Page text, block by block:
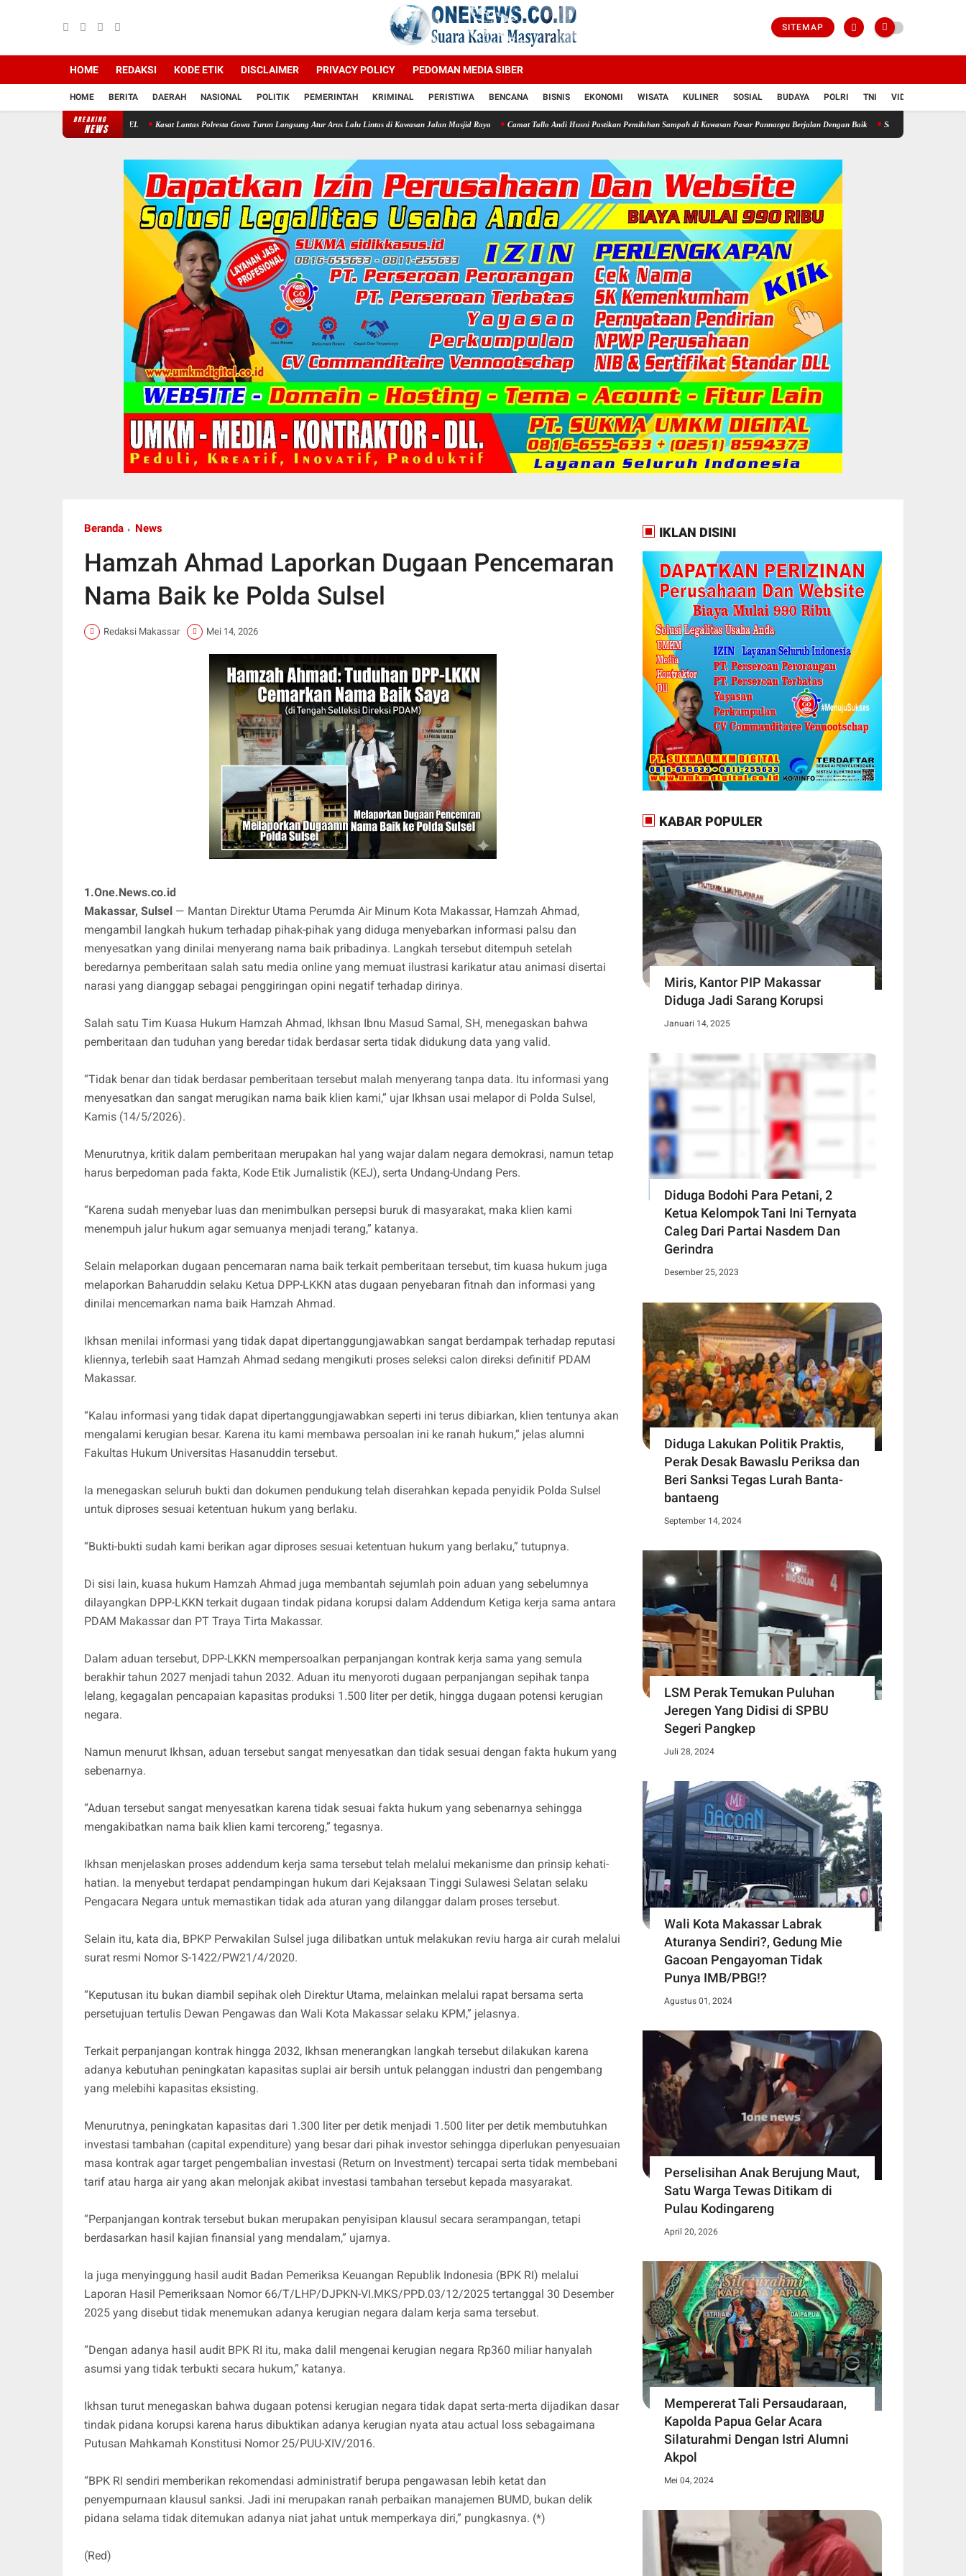
SITEMAP
HOME REDAKSI KODE ETIK DISCLAIMER PRIVACY POLICY PEDOMAN MEDIA SIBER
HOME BERITA DAERAH NASIONAL POLITIK PEMERINTAH KRIMINAL PERISTIWA BENCANA BISNIS EKONOMI WISATA KULINER SOSIAL BUDAYA POLRI TNI VIDIO
BREAKING
NEWS
Proyek PSEL Kasat Lantas Polresta Gowa Turun Langsung Atur Arus Lalu Lintas di Kawasan Jalan Masjid Raya Camat Tallo Andi Husni Pastikan Pemilahan Sampah di Kawasan Pasar Pannanpu Berjalan Dengan Baik Satlantas Polresta Gowa Mengajak
Beranda News
Hamzah Ahmad Laporkan Dugaan Pencemaran
Nama Baik ke Polda Sulsel
Redaksi Makassar Mei 14, 2026
1.One.News.co.id
Makassar, Sulsel — Mantan Direktur Utama Perumda Air Minum Kota Makassar, Hamzah Ahmad,
mengambil langkah hukum terhadap pihak-pihak yang diduga menyebarkan informasi palsu dan
menyesatkan yang dinilai menyerang nama baik pribadinya. Langkah tersebut ditempuh setelah
beredarnya pemberitaan salah satu media online yang memuat ilustrasi karikatur atau animasi disertai
narasi yang dianggap sebagai penggiringan opini negatif terhadap dirinya.
Salah satu Tim Kuasa Hukum Hamzah Ahmad, Ikhsan Ibnu Masud Samal, SH, menegaskan bahwa
pemberitaan dan tuduhan yang beredar tidak berdasar serta tidak didukung data yang valid.
“Tidak benar dan tidak berdasar pemberitaan tersebut malah menyerang tanpa data. Itu informasi yang
menyesatkan dan sangat merugikan nama baik klien kami,” ujar Ikhsan usai melapor di Polda Sulsel,
Kamis (14/5/2026).
Menurutnya, kritik dalam pemberitaan merupakan hal yang wajar dalam negara demokrasi, namun tetap
harus berpedoman pada fakta, Kode Etik Jurnalistik (KEJ), serta Undang-Undang Pers.
“Karena sudah menyebar luas dan menimbulkan persepsi buruk di masyarakat, maka klien kami
menempuh jalur hukum agar semuanya menjadi terang,” katanya.
Selain melaporkan dugaan pencemaran nama baik terkait pemberitaan tersebut, tim kuasa hukum juga
melaporkan Baharuddin selaku Ketua DPP-LKKN atas dugaan penyebaran fitnah dan informasi yang
dinilai mencemarkan nama baik Hamzah Ahmad.
Ikhsan menilai informasi yang tidak dapat dipertanggungjawabkan sangat berdampak terhadap reputasi
kliennya, terlebih saat Hamzah Ahmad sedang mengikuti proses seleksi calon direksi definitif PDAM
Makassar.
“Kalau informasi yang tidak dapat dipertanggungjawabkan seperti ini terus dibiarkan, klien tentunya akan
mengalami kerugian besar. Karena itu kami membawa persoalan ini ke ranah hukum,” jelas alumni
Fakultas Hukum Universitas Hasanuddin tersebut.
Ia menegaskan seluruh bukti dan dokumen pendukung telah diserahkan kepada penyidik Polda Sulsel
untuk diproses sesuai ketentuan hukum yang berlaku.
“Bukti-bukti sudah kami berikan agar diproses sesuai ketentuan hukum yang berlaku,” tutupnya.
Di sisi lain, kuasa hukum Hamzah Ahmad juga membantah sejumlah poin aduan yang sebelumnya
dilayangkan DPP-LKKN terkait dugaan tindak pidana korupsi dalam Addendum Ketiga kerja sama antara
PDAM Makassar dan PT Traya Tirta Makassar.
Dalam aduan tersebut, DPP-LKKN mempersoalkan perpanjangan kontrak kerja sama yang semula
berakhir tahun 2027 menjadi tahun 2032. Aduan itu menyoroti dugaan perpanjangan sepihak tanpa
lelang, kegagalan pencapaian kapasitas produksi 1.500 liter per detik, hingga dugaan potensi kerugian
negara.
Namun menurut Ikhsan, aduan tersebut sangat menyesatkan dan tidak sesuai dengan fakta hukum yang
sebenarnya.
“Aduan tersebut sangat menyesatkan karena tidak sesuai fakta hukum yang sebenarnya sehingga
mengakibatkan nama baik klien kami tercoreng,” tegasnya.
Ikhsan menjelaskan proses addendum kerja sama tersebut telah melalui mekanisme dan prinsip kehati-
hatian. Ia menyebut terdapat pendampingan hukum dari Kejaksaan Tinggi Sulawesi Selatan selaku
Pengacara Negara untuk memastikan tidak ada aturan yang dilanggar dalam proses tersebut.
Selain itu, kata dia, BPKP Perwakilan Sulsel juga dilibatkan untuk melakukan reviu harga air curah melalui
surat resmi Nomor S-1422/PW21/4/2020.
“Keputusan itu bukan diambil sepihak oleh Direktur Utama, melainkan melalui rapat bersama serta
persetujuan tertulis Dewan Pengawas dan Wali Kota Makassar selaku KPM,” jelasnya.
Terkait perpanjangan kontrak hingga 2032, Ikhsan menerangkan langkah tersebut dilakukan karena
adanya kebutuhan peningkatan kapasitas suplai air bersih untuk pelanggan industri dan pengembang
yang melebihi kapasitas eksisting.
Menurutnya, peningkatan kapasitas dari 1.300 liter per detik menjadi 1.500 liter per detik membutuhkan
investasi tambahan (capital expenditure) yang besar dari pihak investor sehingga diperlukan penyesuaian
masa kontrak agar target pengembalian investasi (Return on Investment) tercapai serta tidak membebani
tarif atau harga air yang akan melonjak akibat investasi tambahan tersebut kepada masyarakat.
“Perpanjangan kontrak tersebut bukan merupakan penyisipan klausul secara serampangan, tetapi
berdasarkan hasil kajian finansial yang mendalam,” ujarnya.
Ia juga menyinggung hasil audit Badan Pemeriksa Keuangan Republik Indonesia (BPK RI) melalui
Laporan Hasil Pemeriksaan Nomor 66/T/LHP/DJPKN-VI.MKS/PPD.03/12/2025 tertanggal 30 Desember
2025 yang disebut tidak menemukan adanya kerugian negara dalam kerja sama tersebut.
“Dengan adanya hasil audit BPK RI itu, maka dalil mengenai kerugian negara Rp360 miliar hanyalah
asumsi yang tidak terbukti secara hukum,” katanya.
Ikhsan turut menegaskan bahwa dugaan potensi kerugian negara tidak dapat serta-merta dijadikan dasar
tindak pidana korupsi karena harus dibuktikan adanya kerugian nyata atau actual loss sebagaimana
Putusan Mahkamah Konstitusi Nomor 25/PUU-XIV/2016.
“BPK RI sendiri memberikan rekomendasi administratif berupa pengawasan lebih ketat dan
penyempurnaan klausul sanksi. Jadi ini merupakan ranah perbaikan manajemen BUMD, bukan delik
pidana selama tidak ditemukan adanya niat jahat untuk memperkaya diri,” pungkasnya. (*)
(Red)
IKLAN DISINI
KABAR POPULER
Miris, Kantor PIP Makassar
Diduga Jadi Sarang Korupsi
Januari 14, 2025
Diduga Bodohi Para Petani, 2
Ketua Kelompok Tani Ini Ternyata
Caleg Dari Partai Nasdem Dan
Gerindra
Desember 25, 2023
Diduga Lakukan Politik Praktis,
Perak Desak Bawaslu Periksa dan
Beri Sanksi Tegas Lurah Banta-
bantaeng
September 14, 2024
LSM Perak Temukan Puluhan
Jeregen Yang Didisi di SPBU
Segeri Pangkep
Juli 28, 2024
Wali Kota Makassar Labrak
Aturanya Sendiri?, Gedung Mie
Gacoan Pengayoman Tidak
Punya IMB/PBG!?
Agustus 01, 2024
Perselisihan Anak Berujung Maut,
Satu Warga Tewas Ditikam di
Pulau Kodingareng
April 20, 2026
Mempererat Tali Persaudaraan,
Kapolda Papua Gelar Acara
Silaturahmi Dengan Istri Alumni
Akpol
Mei 04, 2024